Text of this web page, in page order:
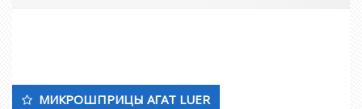
МИКРОШПРИЦЫ АГАТ LUER